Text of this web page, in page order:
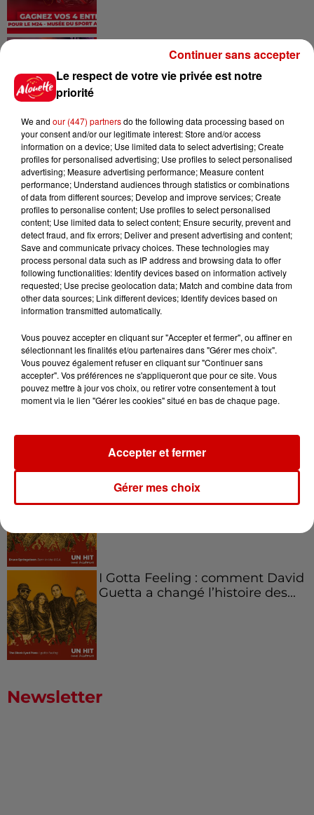
Alouette vous invite à
Futuroscope Xperiences !
Le Duel - Gagnez votre balade
en jet ski !
Podcasts Voir plus
Kelly Massol, figure
emblématique de
Aménager un school bus au
Canada et accueillir les bleus à
Born in the U.S.A - Bruce
I Gotta Feeling : comment David
Guetta a changé l’histoire des...
Newsletter
Le respect de votre vie privée est notre
priorité
We and our (447) partnersdo the following data processing based on
your consent and/or our legitimate interest: Store and/or access
information on a device; Use limited data to select advertising; Create
profiles for personalised advertising; Use profiles to select personalised
advertising; Measure advertising performance; Measure content
performance; Understand audiences through statistics or combinations
of data from different sources; Develop and improve services; Create
profiles to personalise content; Use profiles to select personalised
content; Use limited data to select content; Ensure security, prevent and
detect fraud, and fix errors; Deliver and present advertising and content;
Save and communicate privacy choices. These technologies may
process personal data such as IP address and browsing data to offer
following functionalities: Identify devices based on information actively
requested; Use precise geolocation data; Match and combine data from
other data sources; Link different devices; Identify devices based on
information transmitted automatically.
Vous pouvez accepter en cliquant sur "Accepter et fermer", ou affiner en
sélectionnant les finalités et/ou partenaires dans "Gérer mes choix".
Vous pouvez également refuser en cliquant sur "Continuer sans
accepter". Vos préférences ne s'appliqueront que pour ce site. Vous
pouvez mettre à jour vos choix, ou retirer votre consentement à tout
moment via le lien "Gérer les cookies" situé en bas de chaque page.
Gérer mes choix
Accepter et fermer
Continuer sans accepter